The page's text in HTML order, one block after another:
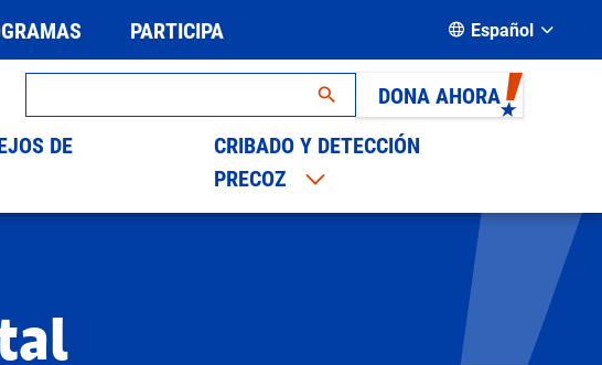
PARTICIPA Español
DONA AHORA
DE
CRIBADO Y DETECCIÓN
PRECOZ